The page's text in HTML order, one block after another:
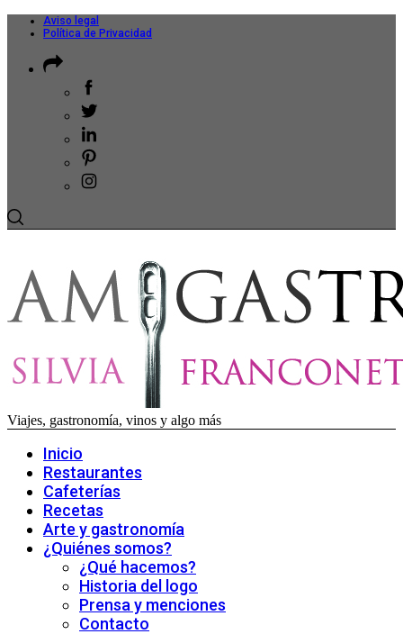
Aviso legal
Política de Privacidad
Viajes, gastronomía, vinos y algo más
Inicio
Restaurantes
Cafeterías
Recetas
Arte y gastronomía
¿Quiénes somos?
¿Qué hacemos?
Historia del logo
Prensa y menciones
Contacto